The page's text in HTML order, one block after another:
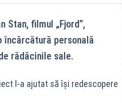
Stan, filmul „Fjord”,
încărcătură personală
rădăcinile sale.
l-a ajutat să își redescopere